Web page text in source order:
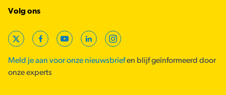
Volg ons
X FacebookYouTubeLinkedInInstagram
Meld je aan voor onze nieuwsbriefen blijf geïnformeerd door
onze experts